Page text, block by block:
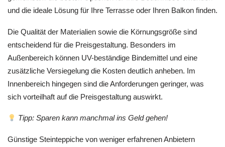
und die ideale Lösung für Ihre Terrasse oder Ihren Balkon finden.
Die Qualität der Materialien sowie die Körnungsgröße sind
entscheidend für die Preisgestaltung. Besonders im
Außenbereich können UV-beständige Bindemittel und eine
zusätzliche Versiegelung die Kosten deutlich anheben. Im
Innenbereich hingegen sind die Anforderungen geringer, was
sich vorteilhaft auf die Preisgestaltung auswirkt.
Tipp: Sparen kann manchmal ins Geld gehen!
Günstige Steinteppiche von weniger erfahrenen Anbietern